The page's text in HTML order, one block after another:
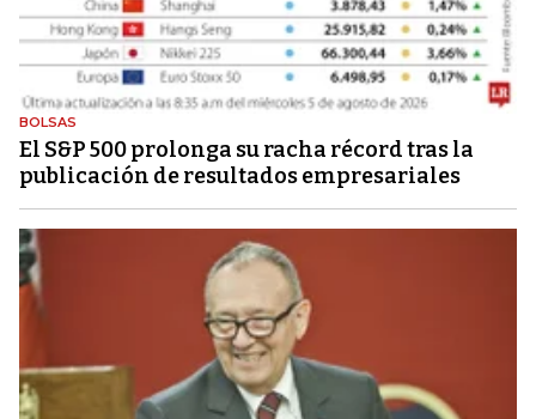
BOLSAS
El S&P 500 prolonga su racha récord tras la
publicación de resultados empresariales